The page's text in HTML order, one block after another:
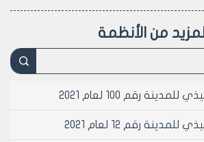
مع العلم ان هذا الحال لا يتعارض
من الأنظمة
رقم 100 لعام 2021
رقم 12 لعام 2021